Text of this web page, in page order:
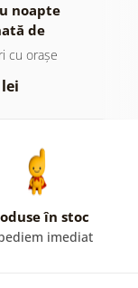
noapte
de
cu orașe
în stoc
imediat